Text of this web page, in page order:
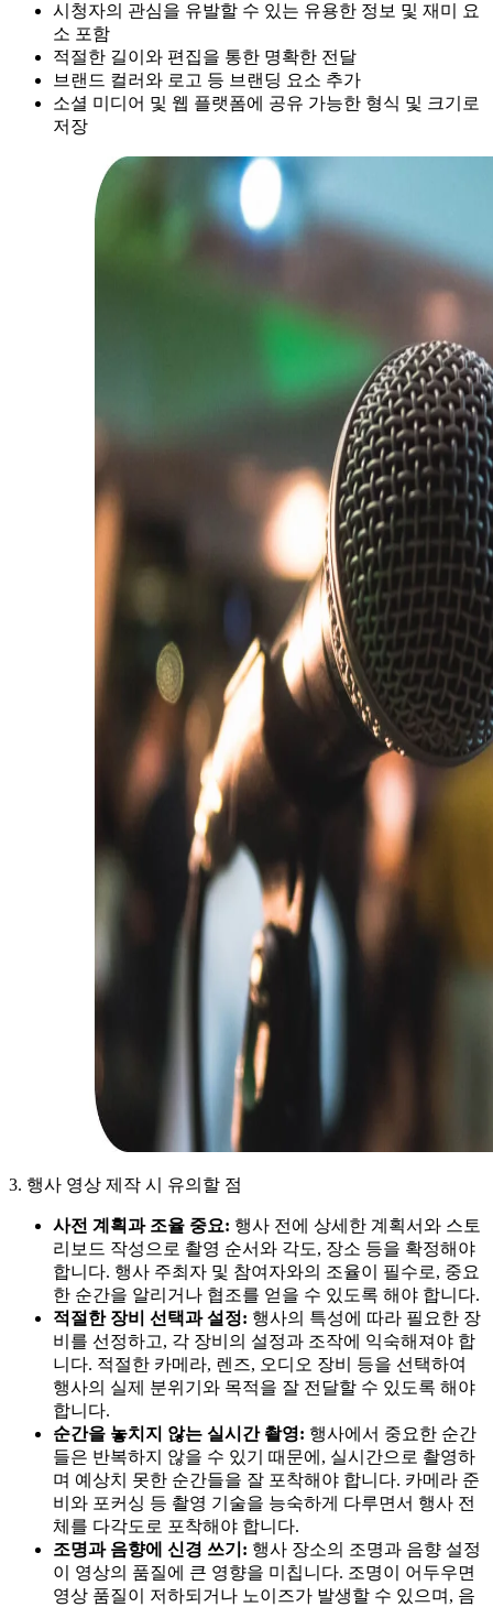
시청자의 관심을 유발할 수 있는 유용한 정보 및 재미 요
소 포함
적절한 길이와 편집을 통한 명확한 전달
브랜드 컬러와 로고 등 브랜딩 요소 추가
소셜 미디어 및 웹 플랫폼에 공유 가능한 형식 및 크기로
저장
3. 행사 영상 제작 시 유의할 점
사전 계획과 조율 중요: 행사 전에 상세한 계획서와 스토
리보드 작성으로 촬영 순서와 각도, 장소 등을 확정해야
합니다. 행사 주최자 및 참여자와의 조율이 필수로, 중요
한 순간을 알리거나 협조를 얻을 수 있도록 해야 합니다.
적절한 장비 선택과 설정: 행사의 특성에 따라 필요한 장
비를 선정하고, 각 장비의 설정과 조작에 익숙해져야 합
니다. 적절한 카메라, 렌즈, 오디오 장비 등을 선택하여
행사의 실제 분위기와 목적을 잘 전달할 수 있도록 해야
합니다.
순간을 놓치지 않는 실시간 촬영: 행사에서 중요한 순간
들은 반복하지 않을 수 있기 때문에, 실시간으로 촬영하
며 예상치 못한 순간들을 잘 포착해야 합니다. 카메라 준
비와 포커싱 등 촬영 기술을 능숙하게 다루면서 행사 전
체를 다각도로 포착해야 합니다.
조명과 음향에 신경 쓰기: 행사 장소의 조명과 음향 설정
이 영상의 품질에 큰 영향을 미칩니다. 조명이 어두우면
영상 품질이 저하되거나 노이즈가 발생할 수 있으며, 음